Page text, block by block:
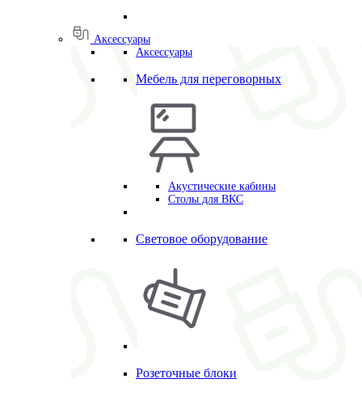
Аксессуары
Аксессуары
Мебель для переговорных
Акустические кабины
Столы для ВКС
Световое оборудование
Розеточные блоки